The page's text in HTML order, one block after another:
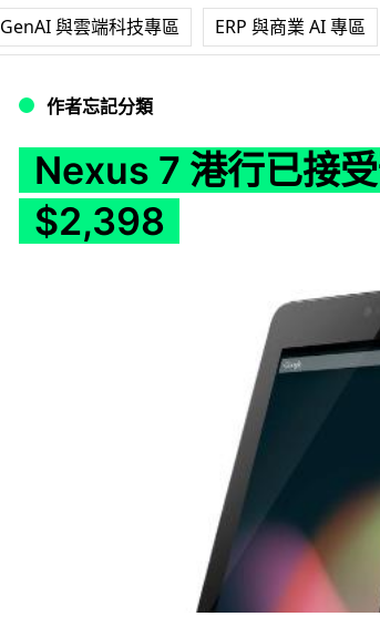
GenAI 與雲端科技專區 ERP 與商業 AI 專區
作者忘記分類
Nexus 7 港行已接
$2,398